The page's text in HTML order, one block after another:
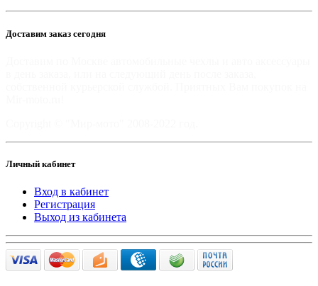
Доставим заказ сегодня
Личный кабинет
Вход в кабинет
Регистрация
Выход из кабинета